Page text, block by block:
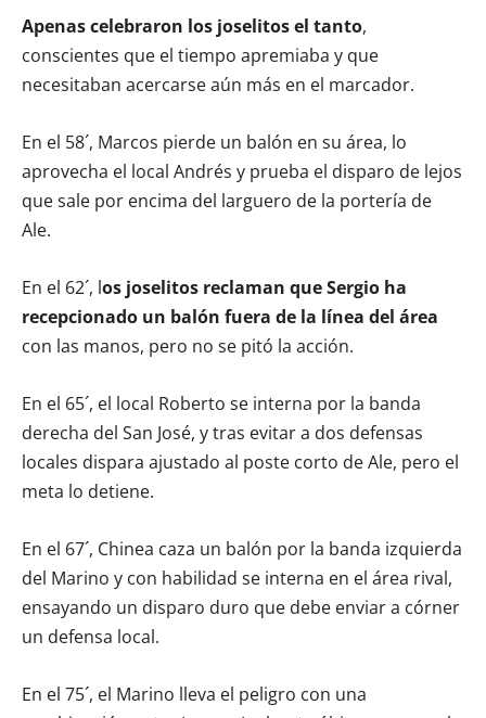
Apenas celebraron los joselitos el tanto,
conscientes que el tiempo apremiaba y que
necesitaban acercarse aún más en el marcador.
En el 58´, Marcos pierde un balón en su área, lo
aprovecha el local Andrés y prueba el disparo de lejos
que sale por encima del larguero de la portería de
Ale.
En el 62´, los joselitos reclaman que Sergio ha
recepcionado un balón fuera de la línea del área
con las manos, pero no se pitó la acción.
En el 65´, el local Roberto se interna por la banda
derecha del San José, y tras evitar a dos defensas
locales dispara ajustado al poste corto de Ale, pero el
meta lo detiene.
En el 67´, Chinea caza un balón por la banda izquierda
del Marino y con habilidad se interna en el área rival,
ensayando un disparo duro que debe enviar a córner
un defensa local.
En el 75´, el Marino lleva el peligro con una